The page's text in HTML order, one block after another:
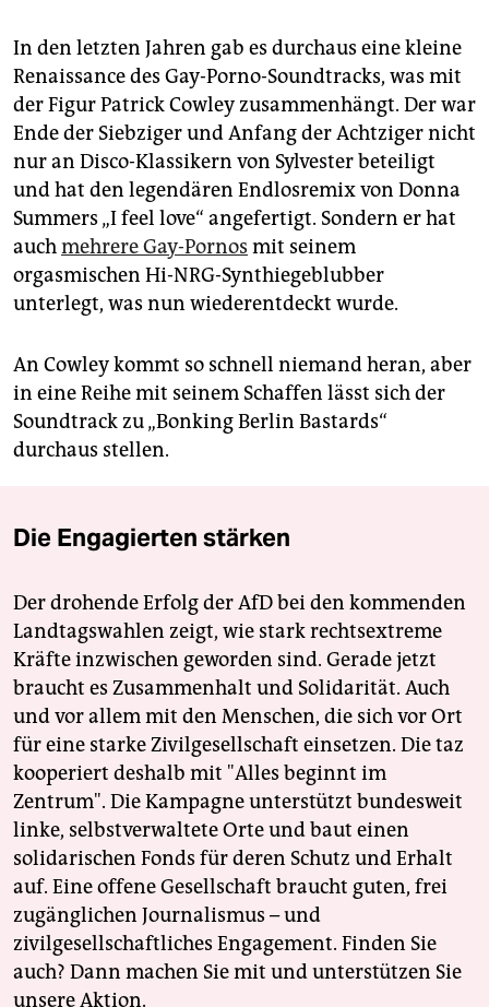
In den letzten Jahren gab es durchaus eine kleine
Renaissance des Gay-Porno-Soundtracks, was mit
der Figur Patrick Cowley zusammenhängt. Der war
Ende der Siebziger und Anfang der Achtziger nicht
nur an Disco-Klassikern von Sylvester beteiligt
und hat den legendären Endlosremix von Donna
Summers „I feel love“ angefertigt. Sondern er hat
auchmehrere Gay-Pornos mit seinem
orgasmischen Hi-NRG-Synthiegeblubber
unterlegt, was nun wiederentdeckt wurde.
An Cowley kommt so schnell niemand heran, aber
in eine Reihe mit seinem Schaffen lässt sich der
Soundtrack zu „Bonking Berlin Bastards“
durchaus stellen.
Die Engagierten stärken
Der drohende Erfolg der AfD bei den kommenden
Landtagswahlen zeigt, wie stark rechtsextreme
Kräfte inzwischen geworden sind. Gerade jetzt
braucht es Zusammenhalt und Solidarität. Auch
und vor allem mit den Menschen, die sich vor Ort
für eine starke Zivilgesellschaft einsetzen. Die taz
kooperiert deshalb mit "Alles beginnt im
Zentrum". Die Kampagne unterstützt bundesweit
linke, selbstverwaltete Orte und baut einen
solidarischen Fonds für deren Schutz und Erhalt
auf. Eine offene Gesellschaft braucht guten, frei
zugänglichen Journalismus – und
zivilgesellschaftliches Engagement. Finden Sie
auch? Dann machen Sie mit und unterstützen Sie
unsere Aktion.